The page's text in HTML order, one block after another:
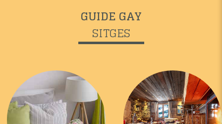
GUIDE GAY
SITGES